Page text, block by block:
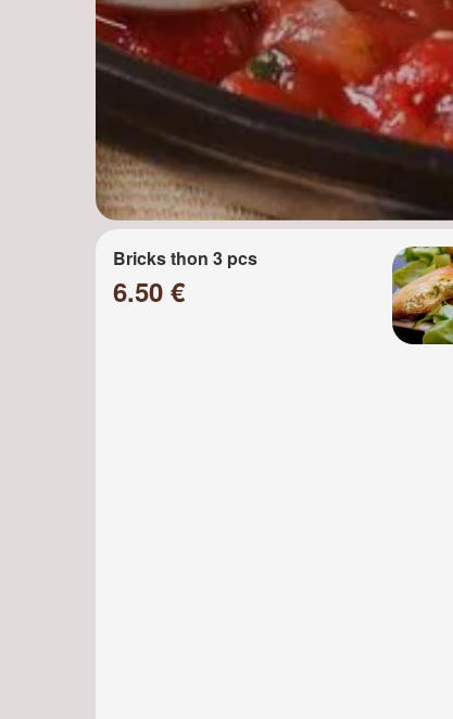
Bricks thon 3 pcs
6.50 €